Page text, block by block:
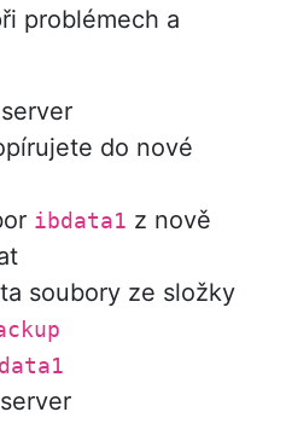
problémech a
do nové
ibdata1 z nově
soubory ze složky